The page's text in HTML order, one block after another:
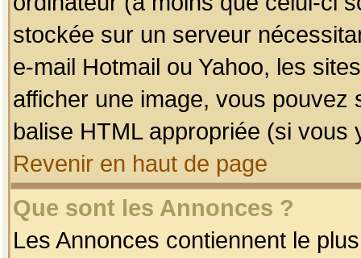
stockée sur un serveur
e-mail Hotmail ou Yahoo, les
afficher une image, vous pouvez
balise HTML appropriée (si vous
Revenir en haut de page
Que sont les Annonces ?
Les Annonces contiennent le